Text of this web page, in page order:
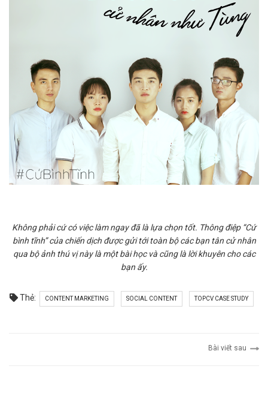
Không phải cứ có việc làm ngay đã là lựa chọn tốt. Thông điệp “Cứ
bình tĩnh” của chiến dịch được gửi tới toàn bộ các bạn tân cử nhân
qua bộ ảnh thú vị này là một bài học và cũng là lời khuyên cho các
bạn ấy.
Thẻ: CONTENT MARKETING SOCIAL CONTENT TOPCV CASE STUDY
Bài viết sau